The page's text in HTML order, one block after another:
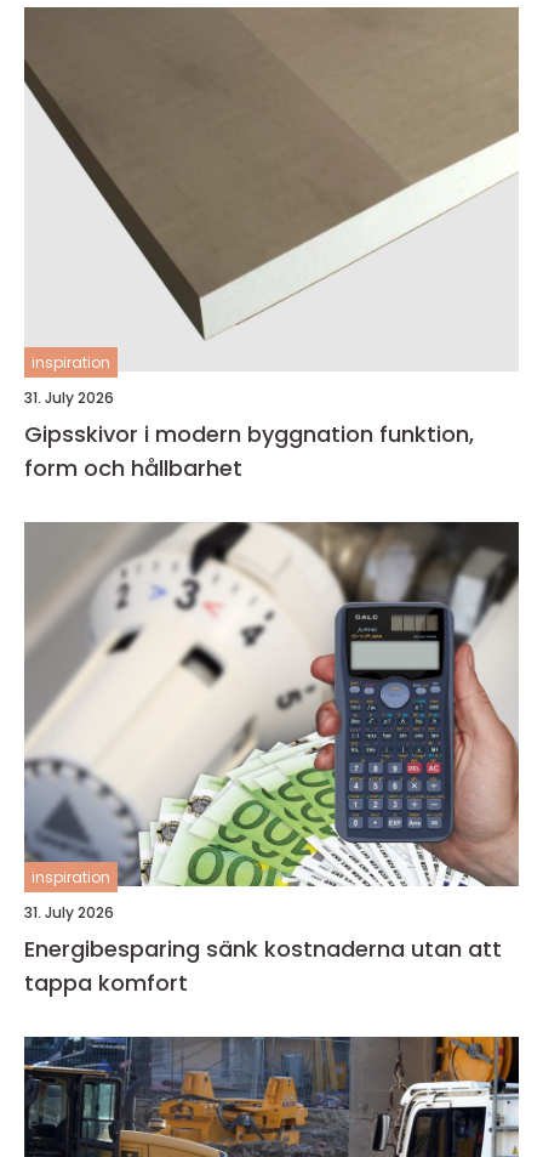
inspiration
31. July 2026
Gipsskivor i modern byggnation funktion,
form och hållbarhet
inspiration
31. July 2026
Energibesparing sänk kostnaderna utan att
tappa komfort